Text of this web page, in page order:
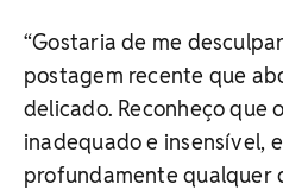
“Gostaria de me
postagem recente que
delicado. Reconheço que
inadequado e insensível,
profundamente qualquer